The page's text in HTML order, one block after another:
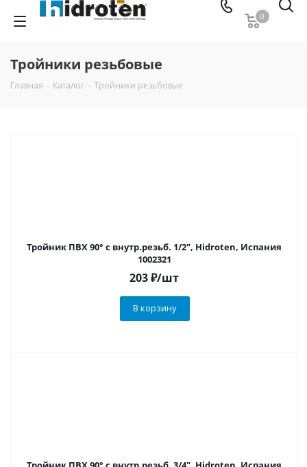
0
Тройники резьбовые
Главная - Каталог - Тройники резьбовые
Тройник ПВХ 90° с внутр.резьб. 1/2", Hidroten, Испания
1002321
203₽/шт
В корзину